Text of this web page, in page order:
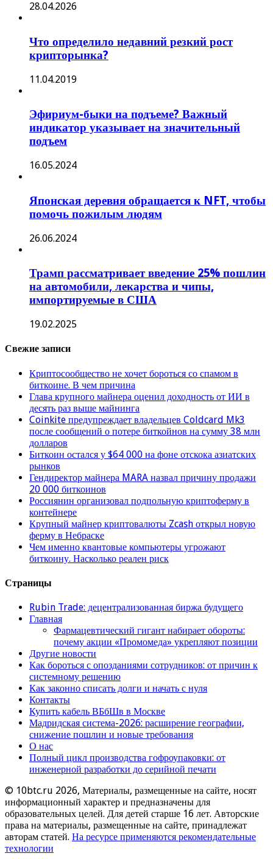
28.04.2026
Что определило недавний резкий рост
крипторынка?
11.04.2019
Эфириум-быки на подъеме? Важный
индикатор указывает на значительный
подъем
16.05.2024
Японская деревня обращается к NFT, чтобы
помочь пожилым людям
26.06.2024
Трамп рассматривает введение 25% пошлин
на автомобили, лекарства и чипы,
импортируемые в США
19.02.2025
Свежие записи
Криптосообщество не хочет бороться со спамом в
биткоине. В чем причина
Глава крупного майнера оценил доходность от ИИ в
десять раз выше майнинга
Coinkite предупреждает владельцев Coldcard Mk3
после сообщений о потере биткойнов на сумму 38 млн
долларов
Биткоин остался у $64 000 на фоне отскока азиатских
рынков
Гендиректор майнера MARA назвал причину продажи
20 000 биткоинов
Россиянин организовал подпольную криптоферму в
контейнере
Крупный майнер криптовалюты Zcash открыл новую
ферму в Небраске
Чем именно квантовые компьютеры угрожают
биткоину. Насколько реален риск
Страницы
Rubin Trade: децентрализованная биржа будущего
Главная
Фармацевтический гигант набирает обороты:
почему акции «Промомеда» укрепляют позиции
Другие новости
Как бороться с опозданиями сотрудников: от причин к
системному решению
Как законно списать долги и начать с нуля
Контакты
Купить кабель ВБбШв в Москве
Мадридская система-2026: расширение географии,
снижение пошлин и новые требования
О нас
Полный цикл производства гофроупаковки: от
инженерной разработки до серийной печати
© 10btc.ru 2026, Материалы, размещенные на сайте, носят
информационный характер и предназначены для
образовательных целей. Для детей старше 16 лет. Авторские
права на материалы, размещенные на сайте, принадлежат
авторам статей. На ресурсе применяются рекомендательные
технологии